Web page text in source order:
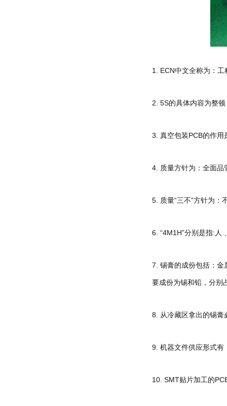
1. ECN中文全称为：
2. 5S的具体内容为整
3. 真空包装PCB的作用
4. 质量方针为：全面品
5. 质量“三不”方针为：
6. “4M1H”分别是指:人
7. 锡膏的成份包括：金
要成份为锡和铅，分
8. 从冷藏区拿出的锡膏
9. 机器文件供应形式有
10. SMT贴片加工的